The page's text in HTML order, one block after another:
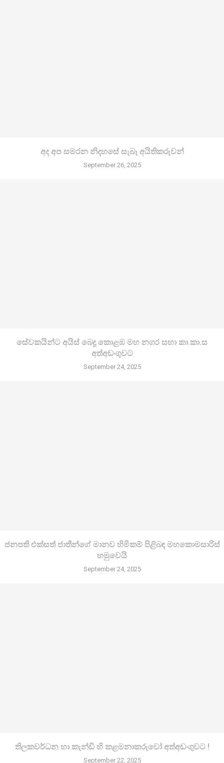
අද අප සමරන නිදහසේ සැබෑ අයිතිකරුවන්
September 26, 2025
සේවකයින්ට අයිස් බෙදූ කොළඹ මහ නගර සභා කා.කා.ස
අත්අඩංගුවට
September 24, 2025
ජනපති එක්සත් ජාතීන්ගේ මානව හිමිකම් පිළිබඳ මහකොමසාරිස්
හමුවෙයි
September 24, 2025
තිලකවර්ධන හා කැන්ඩි හි කළමනාකරුවෝ අත්අඩංගුවට !
September 22, 2025